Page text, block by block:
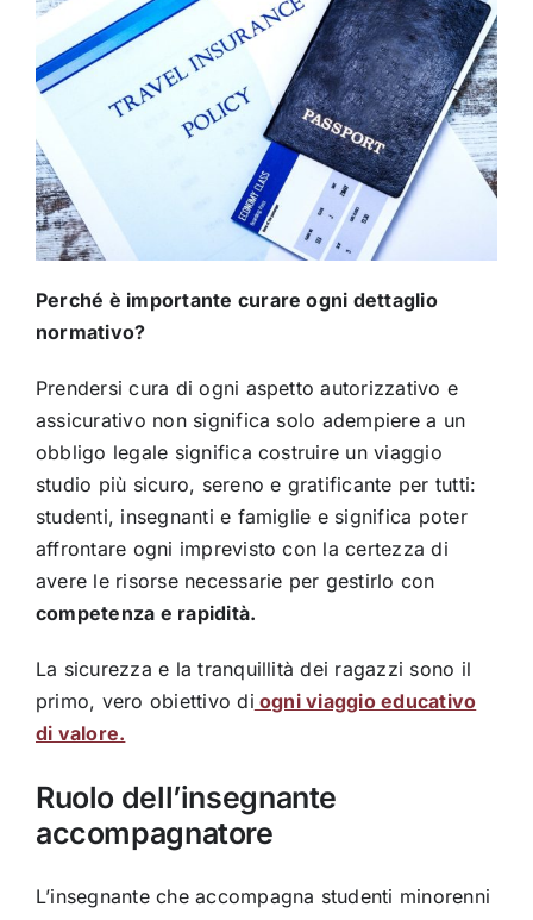
Perché è importante curare ogni dettaglio
normativo?
Prendersi cura di ogni aspetto autorizzativo e
assicurativo non significa solo adempiere a un
obbligo legale significa costruire un viaggio
studio più sicuro, sereno e gratificante per tutti:
studenti, insegnanti e famiglie e significa poter
affrontare ogni imprevisto con la certezza di
avere le risorse necessarie per gestirlo con
competenza e rapidità.
La sicurezza e la tranquillità dei ragazzi sono il
primo, vero obiettivo di ogni viaggio educativo
di valore.
Ruolo dell’insegnante
accompagnatore
L’insegnante che accompagna studenti minorenni